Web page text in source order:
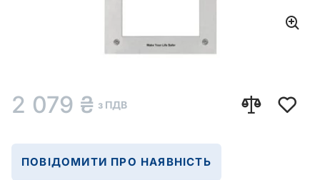
2 079 ₴ з ПДВ
ПОВІДОМИТИ ПРО НАЯВНІСТЬ